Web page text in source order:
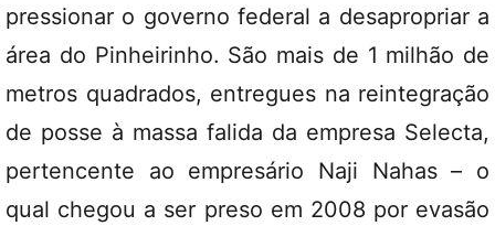
pressionar o governo federal a desapropriar a
área do Pinheirinho. São mais de 1 milhão de
metros quadrados, entregues na reintegração
de posse à massa falida da empresa Selecta,
pertencente ao empresário Naji Nahas – o
qual chegou a ser preso em 2008 por evasão